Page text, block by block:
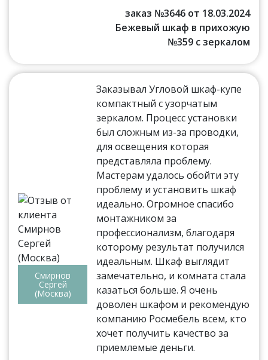
заказ №3646 от 18.03.2024
Бежевый шкаф в прихожую
№359 с зеркалом
Смирнов
Сергей
(Москва)
Заказывал Угловой шкаф-купе
компактный с узорчатым
зеркалом. Процесс установки
был сложным из-за проводки,
для освещения которая
представляла проблему.
Мастерам удалось обойти эту
проблему и установить шкаф
идеально. Огромное спасибо
монтажником за
профессионализм, благодаря
которому результат получился
идеальным. Шкаф выглядит
замечательно, и комната стала
казаться больше. Я очень
доволен шкафом и рекомендую
компанию Росмебель всем, кто
хочет получить качество за
приемлемые деньги.